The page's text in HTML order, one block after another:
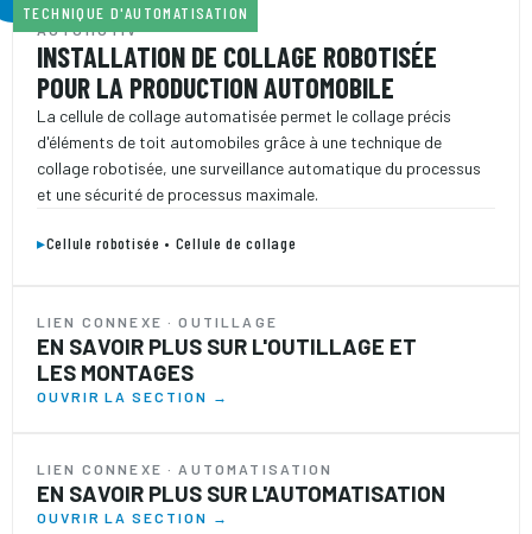
TECHNIQUE D'AUTOMATISATION
AUTOMOTIV
INSTALLATION DE COLLAGE ROBOTISÉE
POUR LA PRODUCTION AUTOMOBILE
La cellule de collage automatisée permet le collage précis
d'éléments de toit automobiles grâce à une technique de
collage robotisée, une surveillance automatique du processus
et une sécurité de processus maximale.
▸Cellule robotisée • Cellule de collage
LIEN CONNEXE · OUTILLAGE
EN SAVOIR PLUS SUR L'OUTILLAGE ET
LES MONTAGES
OUVRIR LA SECTION →
LIEN CONNEXE · AUTOMATISATION
EN SAVOIR PLUS SUR L'AUTOMATISATION
OUVRIR LA SECTION →